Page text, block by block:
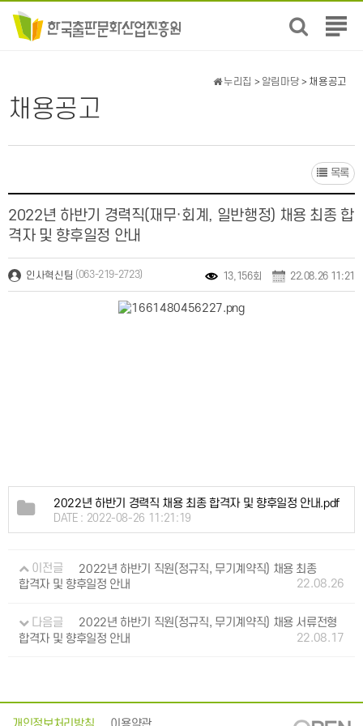
전
뉴
채용공고
누리집 > 알림마당 > 채용공고
목록
2022년 하반기 경력직(재무·회계, 일반행정) 채용 최종 합
격자 및 향후일정 안내
인사혁신팀 (063-219-2723) 13,156회 22.08.26 11:21
2022년 하반기 경력직 채용 최종 합격자 및 향후일정 안내.pdf
DATE : 2022-08-26 11:21:19
이전글
2022년 하반기 직원(정규직, 무기계약직) 채용 최종
합격자 및 향후일정 안내
22.08.26
다음글
2022년 하반기 직원(정규직, 무기계약직) 채용 서류전형
합격자 및 향후일정 안내
22.08.17